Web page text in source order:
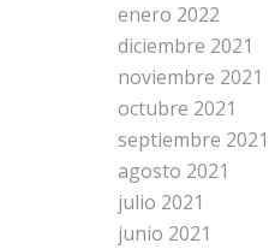
enero 2022
diciembre 2021
noviembre 2021
octubre 2021
septiembre 2021
agosto 2021
julio 2021
junio 2021